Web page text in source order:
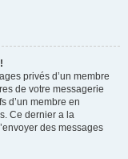
privés d’un membre
de votre messagerie
d’un membre en
Ce dernier a la
des messages